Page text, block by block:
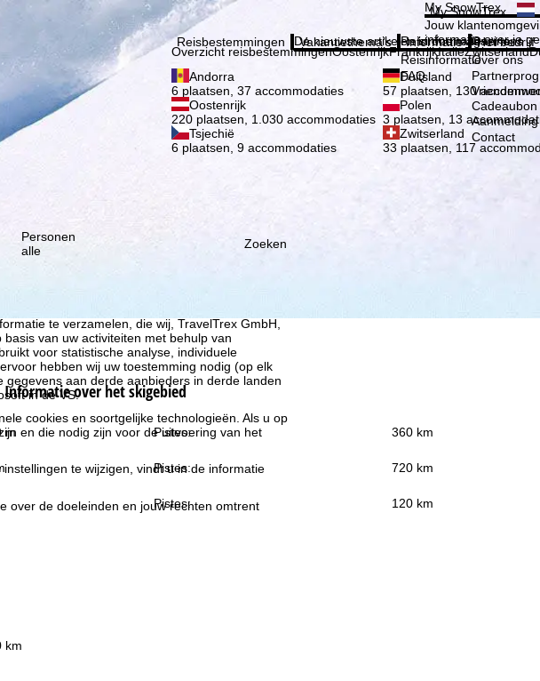
te verzamelen, die wij, TravelTrex GmbH,
van uw activiteiten met behulp van
voor statistische analyse, individuele
hebben wij uw toestemming nodig (op elk
aan derde aanbieders in derde landen
in de VS.
cookies en soortgelijke technologieën. Als u op
en die nodig zijn voor de uitvoering van het
te wijzigen, vindt u in de informatie
over de doeleinden en jouw rechten omtrent
My SnowTrex
My SnowTrex
Jouw
informatie over je
Reisbestemmingen
Overzicht reisbestemmingenOostenrijkFrankrijkItaliëZwitserland
Andorra
6 plaatsen, 37 accommodaties
Duitsland
57 plaatsen, 130
Oostenrijk
220 plaatsen, 1.030 accommodaties
Polen
3 plaatsen, 13
Tsjechië
6 plaatsen, 9 accommodaties
Zwitserland
33 plaatsen, 117
Vakantiethema's
De nieuwste artikelen in ons magazine
Informatie
Reisinformatie
Reisinformatie
FAQ
Het bedrijf
Over ons
Over ons
Cadeaubon
Contact
Personen
alle
Zoeken
Informatie over het skigebied
m Pistes: 360 km
Pistes: 720 km
Pistes: 120 km
km